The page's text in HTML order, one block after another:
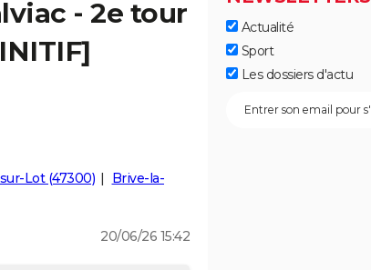
- 2e tour
Lot (47300)
Brive-la-
20/06/26 15:42
Actualité
Sport
Les dossiers d'actu